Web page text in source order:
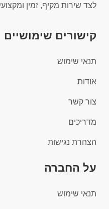
לצד שירות מקיף, זמין
קישורים שימושיים
תנאי שימוש
אודות
צור קשר
מדריכים
הצהרת נגישות
על החברה
תנאי שימוש